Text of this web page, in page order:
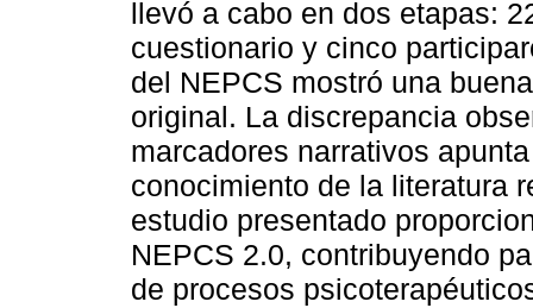
llevó a cabo en dos etapas:
cuestionario y cinco
del NEPCS mostró una
original. La discrepancia
marcadores narrativos
conocimiento de la literatura
estudio presentado
NEPCS 2.0, contribuyendo
de procesos